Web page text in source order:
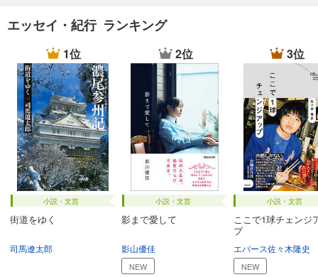
エッセイ・紀行 ランキング
1位
小説・文芸
街道をゆく
司馬遼太郎
2位
小説・文芸
影まで愛して
影山優佳
NEW
3位
小説・文芸
ここで1球チェンジ
プ
エバース佐々木隆史
NEW